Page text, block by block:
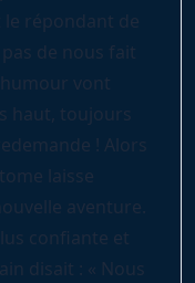
répondant de
de nous fait
vont
haut, toujours
! Alors
laisse
aventure.
confiante et
disait : « Nous